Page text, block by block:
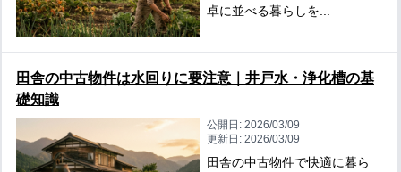
卓に並べる暮らしを...
田舎の中古物件は水回りに要注意｜井戸水・浄化槽の基
礎知識
公開日: 2026/03/09
更新日: 2026/03/09
田舎の中古物件で快適に暮ら